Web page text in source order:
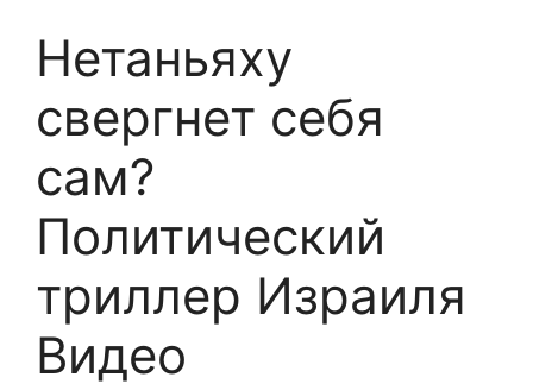
Нетаньяху
свергнет себя
сам?
Политический
триллер Израиля
Видео